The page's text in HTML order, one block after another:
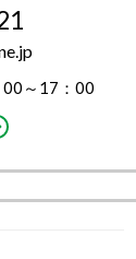
00～17：00